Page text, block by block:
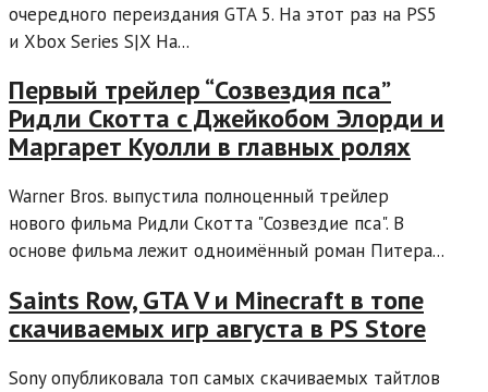
очередного переиздания GTA 5. На этот раз на PS5
и Xbox Series S|X На...
Первый трейлер “Созвездия пса”
Ридли Скотта c Джейкобом Элорди и
Маргарет Куолли в главных ролях
Warner Bros. выпустила полноценный трейлер
нового фильма Ридли Скотта "Созвездие пса". В
основе фильма лежит одноимённый роман Питера...
Saints Row, GTA V и Minecraft в топе
скачиваемых игр августа в PS Store
Sony опубликовала топ самых скачиваемых тайтлов